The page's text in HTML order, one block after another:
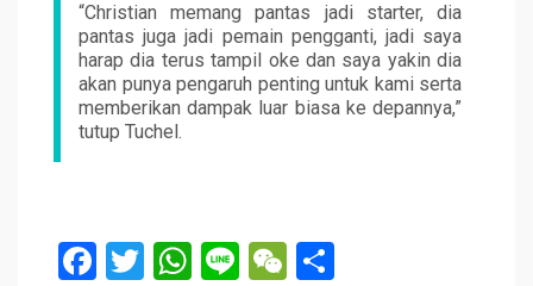
“Christian memang pantas jadi starter, dia
pantas juga jadi pemain pengganti, jadi saya
harap dia terus tampil oke dan saya yakin dia
akan punya pengaruh penting untuk kami serta
memberikan dampak luar biasa ke depannya,”
tutup Tuchel.
F
T
W Li
W